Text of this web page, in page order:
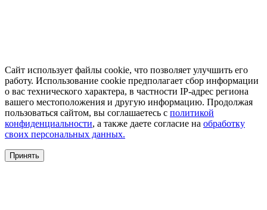
Сайт использует файлы cookie, что позволяет улучшить его
работу. Использование cookie предполагает сбор информации
о вас технического характера, в частности IP-адрес региона
вашего местоположения и другую информацию. Продолжая
пользоваться сайтом, вы соглашаетесь с политикой
конфиденциальности, а также даете согласие на обработку
своих персональных данных.
Принять